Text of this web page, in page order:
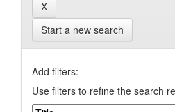
Start a new search
Add filters:
Use filters to refine the search